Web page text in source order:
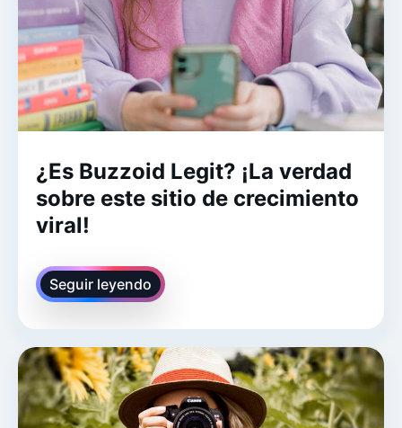
¿Es Buzzoid Legit? ¡La verdad
sobre este sitio de crecimiento
viral!
Seguir leyendo